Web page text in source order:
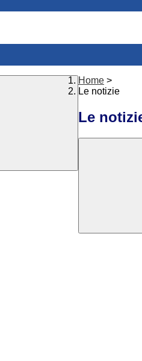
Home >
Le notizie
Le